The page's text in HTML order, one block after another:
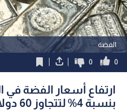
الفضة
0
0
ارتفاع أسعار الفضة في
بنسبة 4% لتتجاوز 60 دولارا للأونصة